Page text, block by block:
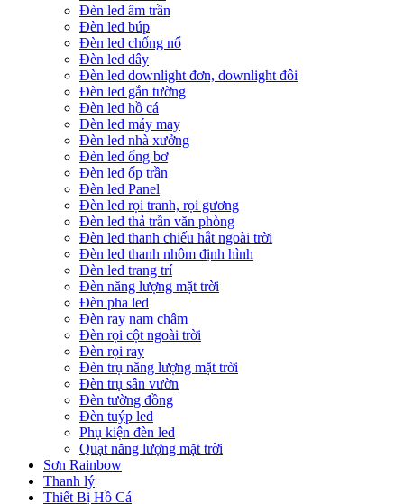
Đèn led âm trần
Đèn led búp
Đèn led chống nổ
Đèn led dây
Đèn led downlight đơn, downlight đôi
Đèn led gắn tường
Đèn led hồ cá
Đèn led máy may
Đèn led nhà xưởng
Đèn led ống bơ
Đèn led ốp trần
Đèn led Panel
Đèn led rọi tranh, rọi gương
Đèn led thả trần văn phòng
Đèn led thanh chiếu hắt ngoài trời
Đèn led thanh nhôm định hình
Đèn led trang trí
Đèn năng lượng mặt trời
Đèn pha led
Đèn ray nam châm
Đèn rọi cột ngoài trời
Đèn rọi ray
Đèn trụ năng lượng mặt trời
Đèn trụ sân vườn
Đèn tường đồng
Đèn tuýp led
Phụ kiện đèn led
Quạt năng lượng mặt trời
Sơn Rainbow
Thanh lý
Thiết Bị Hồ Cá